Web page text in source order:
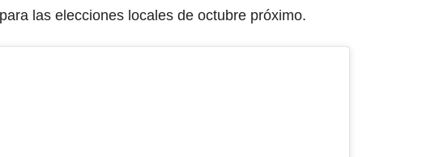
las elecciones locales de octubre próximo.